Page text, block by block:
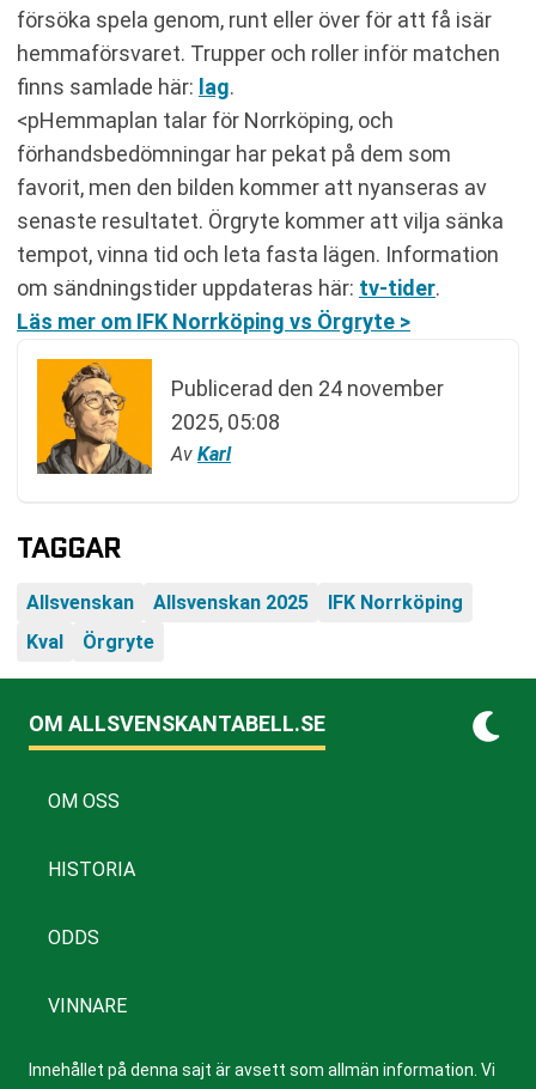
försöka spela genom, runt eller över för att få isär
hemmaförsvaret. Trupper och roller inför matchen
finns samlade här: lag.
<pHemmaplan talar för Norrköping, och
förhandsbedömningar har pekat på dem som
favorit, men den bilden kommer att nyanseras av
senaste resultatet. Örgryte kommer att vilja sänka
tempot, vinna tid och leta fasta lägen. Information
om sändningstider uppdateras här: tv-tider.
Läs mer om IFK Norrköping vs Örgryte >
Publicerad den 24 november
2025, 05:08
Av Karl
TAGGAR
Allsvenskan Allsvenskan 2025
IFK Norrköping
Kval
Örgryte
OM ALLSVENSKANTABELL.SE
OM OSS
HISTORIA
ODDS
VINNARE
Innehållet på denna sajt är avsett som allmän information. Vi